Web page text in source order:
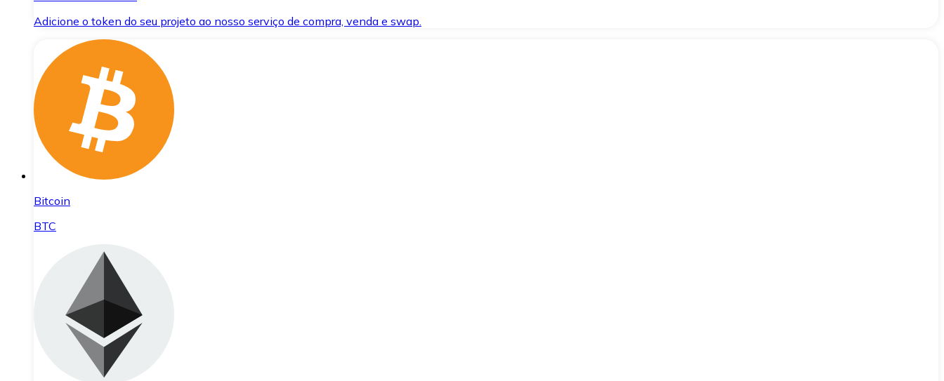
Adicione o token do seu projeto ao nosso serviço de compra, venda e swap.
Bitcoin
BTC